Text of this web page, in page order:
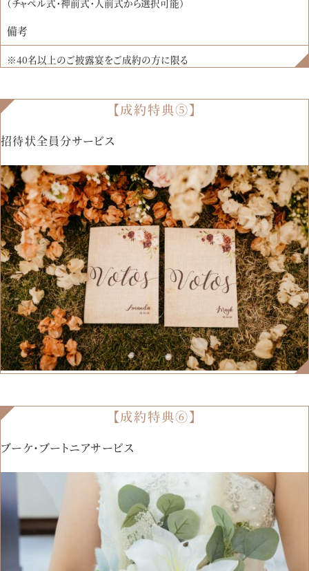
（チャペル式・神前式・人前式から選択可能）
備考
※40名以上のご披露宴をご成約の方に限る
【成約特典⑤】
招待状全員分サービス
【成約特典⑥】
ブーケ・ブートニアサービス